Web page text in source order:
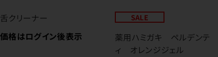
舌クリーナー
価格はログイン後表示
SALE
薬用ハミガキ ペルデンテ
ィ オレンジジェル